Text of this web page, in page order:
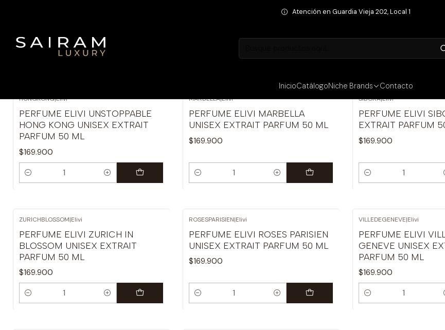
InicioCatálogoNiche Brands Contacto
Atención en Guardia Vieja 202, Local 1
Inicio Niche Brands Elivi
HONGKONG|Elivi
PERFUME ELIVI UNSTOPPABLE
HONG KONG UNISEX EXTRAIT
PARFUM 50 ML
$169.900
Cantidad
MARBELLA|Elivi
PERFUME ELIVI MARBELLA
UNISEX EXTRAIT PARFUM 50 ML
$169.900
Cantidad
SIBORA|Elivi
PERFUME ELIVI
EXTRAIT PARFUM
$169.900
Cantidad
ZURICHBLOSSOM|Elivi
PERFUME ELIVI ZURICH IN
BLOSSOM UNISEX EXTRAIT
PARFUM 50 ML
$169.900
Cantidad
ROSESPARISIEN|Elivi
PERFUME ELIVI ROSES PARISIEN
UNISEX EXTRAIT PARFUM 50 ML
$169.900
Cantidad
VILLEDEGENEVE|Elivi
PERFUME ELIVI
GENEVE UNISEX
PARFUM 50 ML
$169.900
Cantidad